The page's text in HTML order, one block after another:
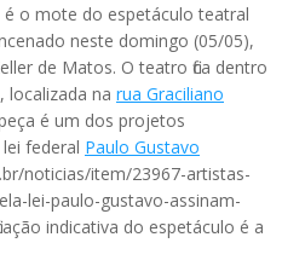
o mote do espetáculo teatral
neste domingo (05/05),
de Matos. O teatro fica dentro
localizada na rua Graciliano
é um dos projetos
federal Paulo Gustavo
noticias/item/23967-artistas-
lei-paulo-gustavo-assinam-
indicativa do espetáculo é a